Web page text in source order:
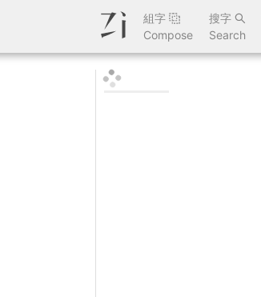
組字
Compose
搜字
Search